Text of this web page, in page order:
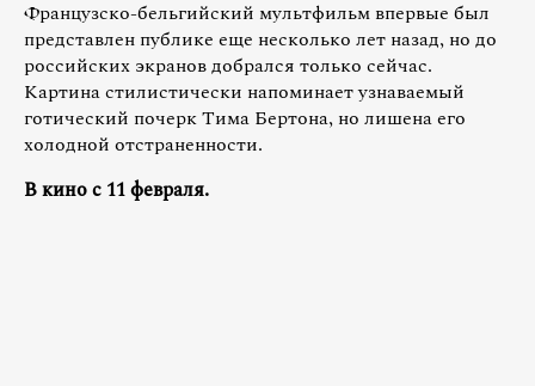
Французско-бельгийский мультфильм впервые был
представлен публике еще несколько лет назад, но до
российских экранов добрался только сейчас.
Картина стилистически напоминает узнаваемый
готический почерк Тима Бертона, но лишена его
холодной отстраненности.
В кино с 11 февраля.